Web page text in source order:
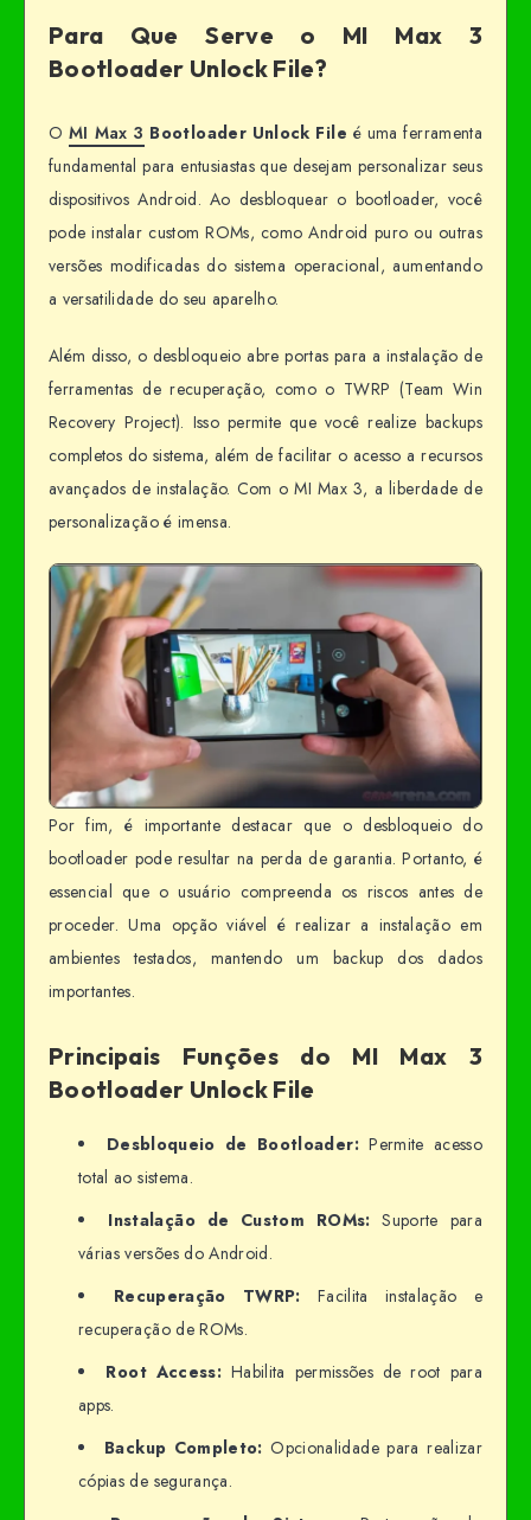
Para Que Serve o MI Max 3
Bootloader Unlock File?
OMI Max 3 Bootloader Unlock File é uma ferramenta
fundamental para entusiastas que desejam personalizar seus
dispositivos Android. Ao desbloquear o bootloader, você
pode instalar custom ROMs, como Android puro ou outras
versões modificadas do sistema operacional, aumentando
a versatilidade do seu aparelho.
Além disso, o desbloqueio abre portas para a instalação de
ferramentas de recuperação, como o TWRP (Team Win
Recovery Project). Isso permite que você realize backups
completos do sistema, além de facilitar o acesso a recursos
avançados de instalação. Com o MI Max 3, a liberdade de
personalização é imensa.
Por fim, é importante destacar que o desbloqueio do
bootloader pode resultar na perda de garantia. Portanto, é
essencial que o usuário compreenda os riscos antes de
proceder. Uma opção viável é realizar a instalação em
ambientes testados, mantendo um backup dos dados
importantes.
Principais Funções do MI Max 3
Bootloader Unlock File
Desbloqueio de Bootloader:Permite acesso
total ao sistema.
Instalação de Custom ROMs: Suporte para
várias versões do Android.
Recuperação TWRP: Facilita instalação e
recuperação de ROMs.
Root Access: Habilita permissões de root para
apps.
Backup Completo: Opcionalidade para realizar
cópias de segurança.